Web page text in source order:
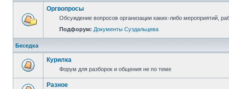
Оргвопросы
Обсуждение вопросов организации каких-либо мероприятий,
Подфорум: Документы Суздальцева
Беседка
Курилка
Форум для разборок и общения не по теме
Разное